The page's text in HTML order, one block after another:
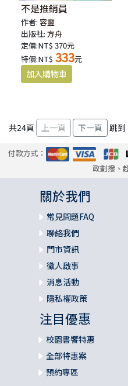
不是推銷員
作者:容靈
出版社:方舟
定價:NT$ 370元
特價:NT$ 333元
共24頁 跳到
付款方式：
政劃撥、
關於我們
常見問題FAQ
聯絡我們
門市資訊
徵人啟事
消息活動
隱私權政策
注目優惠
校園書饗特惠
全部特惠案
預約專區